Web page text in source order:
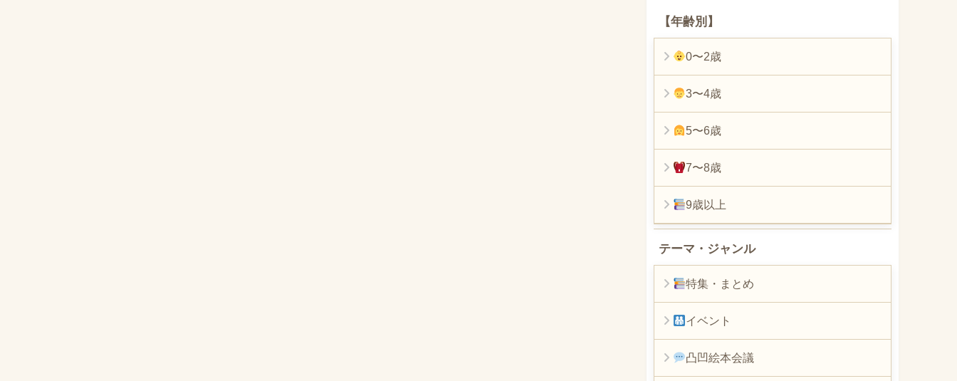
【年齢別】
0〜2歳
3〜4歳
5〜6歳
7〜8歳
9歳以上
テーマ・ジャンル
特集・まとめ
イベント
凸凹絵本会議